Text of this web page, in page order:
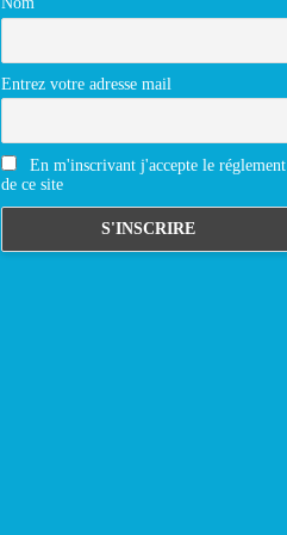
Entrez votre adresse mail
En m'inscrivant j'accepte le réglement
de ce site